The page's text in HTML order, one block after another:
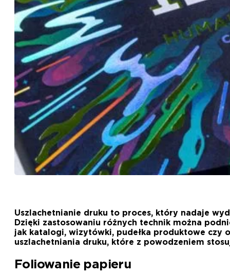
Uszlachetnianie druku to proces, który nadaje
Dzięki zastosowaniu różnych technik można
jak katalogi, wizytówki, pudełka produktowe czy
uszlachetniania druku, które z powodzeniem
Foliowanie papieru